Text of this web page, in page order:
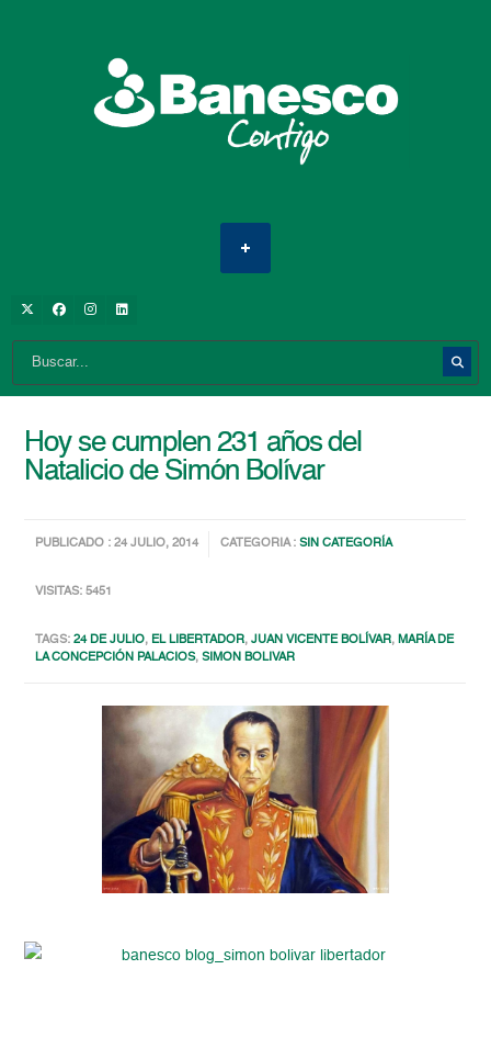
Hoy se cumplen 231 años del
Natalicio de Simón Bolívar
PUBLICADO : 24 JULIO, 2014 CATEGORIA :SIN CATEGORÍA
VISITAS: 5451
TAGS:24 DE JULIO, EL LIBERTADOR,JUAN VICENTE BOLÍVAR,MARÍA DE
LA CONCEPCIÓN PALACIOS,SIMON BOLIVAR